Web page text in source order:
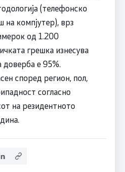
(телефонско
компјутер), врз
од 1.200
грешка изнесува
доверба е 95%.
според регион, пол,
согласно
на резидентното